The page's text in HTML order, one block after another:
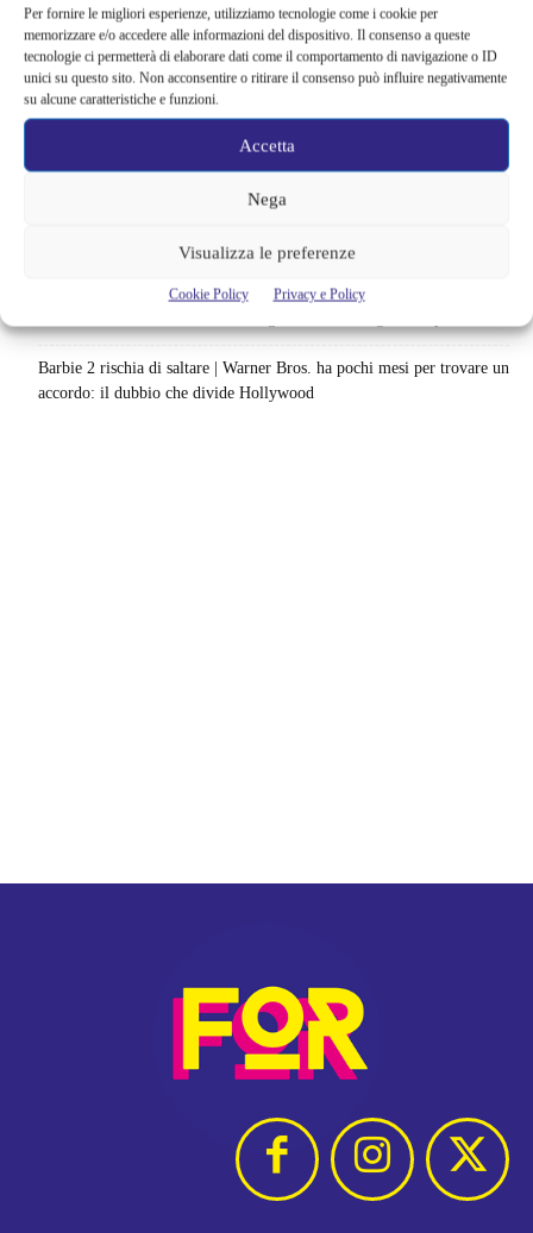
Per fornire le migliori esperienze, utilizziamo tecnologie come i cookie per
memorizzare e/o accedere alle informazioni del dispositivo. Il consenso a queste
tecnologie ci permetterà di elaborare dati come il comportamento di navigazione o ID
unici su questo sito. Non acconsentire o ritirare il consenso può influire negativamente
su alcune caratteristiche e funzioni.
Accetta
Nega
Visualizza le preferenze
Cookie Policy Privacy e Policy
dal calcio femminile: perché è la scelta più coerente
Monster affronta il caso Lizzie Borden, Netflix svela data e prime
immagini: cosa anticipano sulla nuova stagione
Ready Player Two torna a dare segnali di vita | Zak Penn conferma il
lavoro sul sequel: cosa manca per far partire il film
documentari in arrivo: i titoli da non perdere
Spider-Man: Brand New Day riapre una vecchia ferita | Il finale
Barbie 2 rischia di saltare | Warner Bros. ha pochi mesi per trovare un
accordo: il dubbio che divide Hollywood